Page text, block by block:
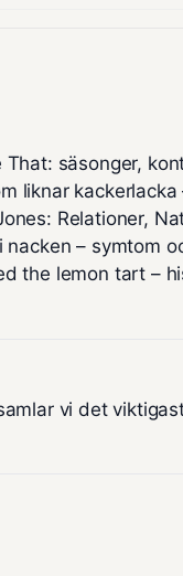
That: säsonger,
liknar
Relationer,
nacken – symtom
the lemon tart –
vi det